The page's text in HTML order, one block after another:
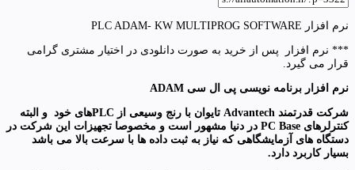
نرم افزار PLC ADAM- KW MULTIPROG SOFTWARE
*** نرم افزار پس از خرید به صورت دانلودی در اختیار مشتری گرامی
قرار می گیرد.
نرم افزار برنامه نویسی پی ال سی ADAM
شرکت قدرتمند Advantech تایوان با رنج وسیعی از PLCهای خود و البته
کنترلرهای PC Base در دنیا مشهور است و مخصوصا تجهیزات این شرکت در
دستگاه های آزمایشگاهی که نیاز به ثبت داده ها با سرعت بالا می باشد
بسیار کاربرد دارد.